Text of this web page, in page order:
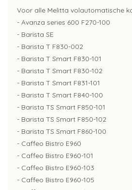
Voor alle Melitta volautomatische
- Avanza series 600 F270-100
- Barista SE
- Barista T F830-002
- Barista T Smart F830-101
- Barista T Smart F830-102
- Barista T Smart F831-101
- Barista T Smart F840-100
- Barista TS Smart F850-101
- Barista TS Smart F850-102
- Barista TS Smart F860-100
- Caffeo Bistro E960
- Caffeo Bistro E960-101
- Caffeo Bistro E960-103
- Caffeo Bistro E960-105